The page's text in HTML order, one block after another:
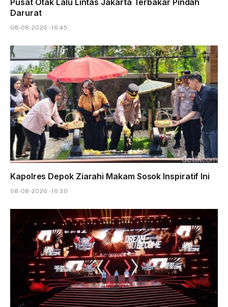
Pusat Otak Lalu Lintas Jakarta Terbakar Pindah
Darurat
08-08-2026 - 16.45
Kapolres Depok Ziarahi Makam Sosok Inspiratif Ini
08-08-2026 - 16.30